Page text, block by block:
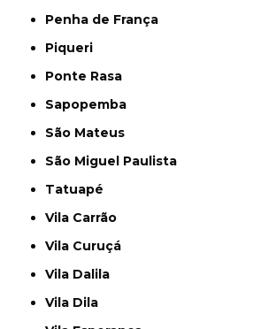
Penha de França
Piqueri
Ponte Rasa
Sapopemba
São Mateus
São Miguel Paulista
Tatuapé
Vila Carrão
Vila Curuçá
Vila Dalila
Vila Dila